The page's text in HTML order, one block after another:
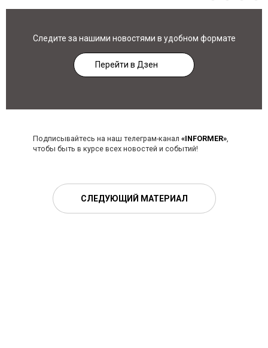
Следите за нашими новостями в удобном формате
Перейти в Дзен
Подписывайтесь на наш телеграм-канал «INFORMER»,
чтобы быть в курсе всех новостей и событий!
СЛЕДУЮЩИЙ МАТЕРИАЛ